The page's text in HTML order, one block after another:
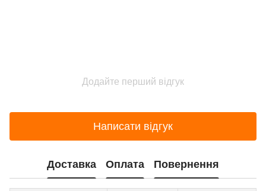
Додайте перший відгук
Написати відгук
Доставка Оплата Повернення